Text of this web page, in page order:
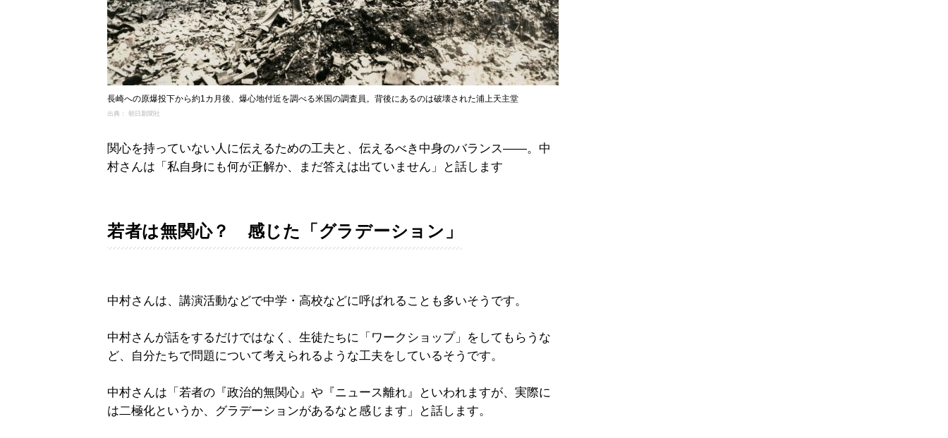
長崎への原爆投下から約1カ月後、爆心地付近を調べる米国の調査員。背後にあるのは破壊された浦上天主堂
出典： 朝日新聞社
関心を持っていない人に伝えるための工夫と、伝えるべき中身のバランス――。中
村さんは「私自身にも何が正解か、まだ答えは出ていません」と話します
若者は無関心？ 感じた「グラデーション」
中村さんは、講演活動などで中学・高校などに呼ばれることも多いそうです。
中村さんが話をするだけではなく、生徒たちに「ワークショップ」をしてもらうな
ど、自分たちで問題について考えられるような工夫をしているそうです。
中村さんは「若者の『政治的無関心』や『ニュース離れ』といわれますが、実際に
は二極化というか、グラデーションがあるなと感じます」と話します。